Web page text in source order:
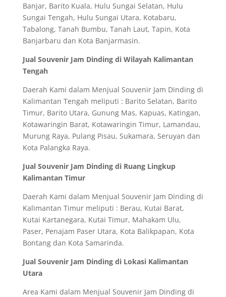
Banjar, Barito Kuala, Hulu Sungai Selatan, Hulu
Sungai Tengah, Hulu Sungai Utara, Kotabaru,
Tabalong, Tanah Bumbu, Tanah Laut, Tapin, Kota
Banjarbaru dan Kota Banjarmasin.
Jual Souvenir Jam Dinding di Wilayah Kalimantan
Tengah
Daerah Kami dalam Menjual Souvenir Jam Dinding di
Kalimantan Tengah meliputi : Barito Selatan, Barito
Timur, Barito Utara, Gunung Mas, Kapuas, Katingan,
Kotawaringin Barat, Kotawaringin Timur, Lamandau,
Murung Raya, Pulang Pisau, Sukamara, Seruyan dan
Kota Palangka Raya.
Jual Souvenir Jam Dinding di Ruang Lingkup
Kalimantan Timur
Daerah Kami dalam Menjual Souvenir Jam Dinding di
Kalimantan Timur meliputi : Berau, Kutai Barat,
Kutai Kartanegara, Kutai Timur, Mahakam Ulu,
Paser, Penajam Paser Utara, Kota Balikpapan, Kota
Bontang dan Kota Samarinda.
Jual Souvenir Jam Dinding di Lokasi Kalimantan
Utara
Area Kami dalam Menjual Souvenir Jam Dinding di